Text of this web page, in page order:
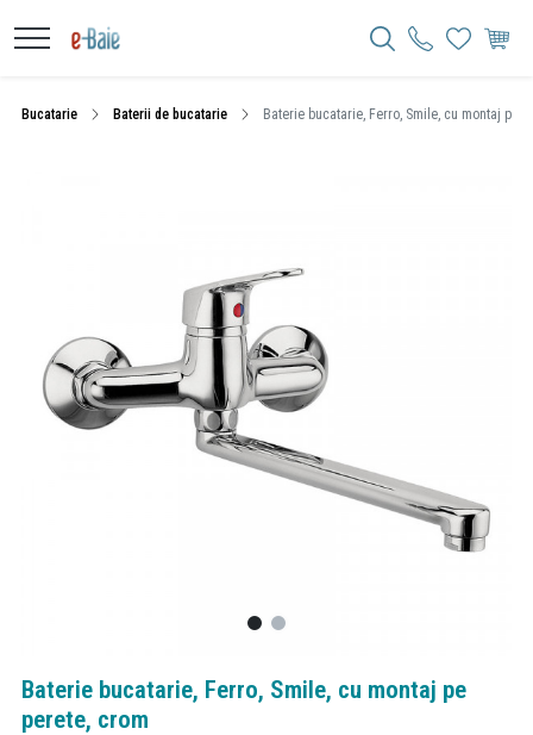
Bucatarie Baterii de bucatarie Baterie bucatarie, Ferro, Smile, cu montaj pe
Baterie bucatarie, Ferro, Smile, cu montaj pe
perete, crom